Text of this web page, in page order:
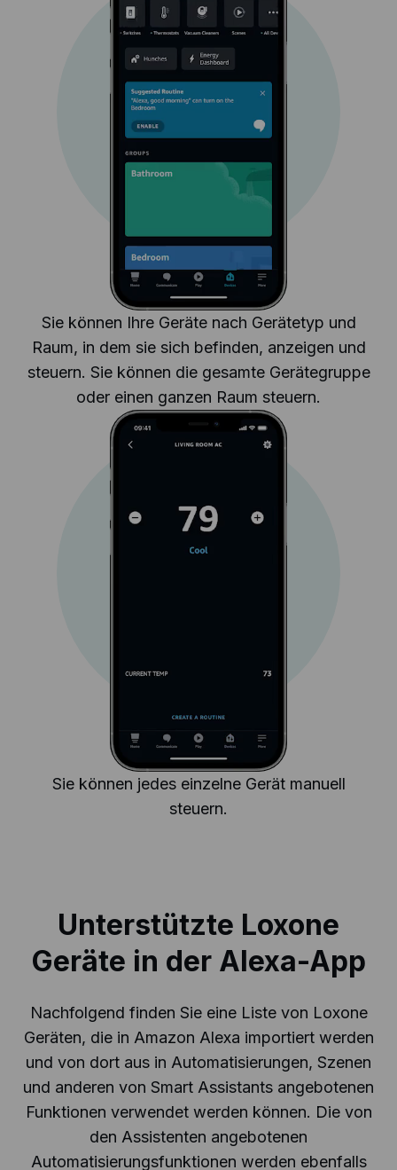
Sie können Ihre Geräte nach Gerätetyp und
Raum, in dem sie sich befinden, anzeigen und
steuern. Sie können die gesamte Gerätegruppe
oder einen ganzen Raum steuern.
Sie können jedes einzelne Gerät manuell
steuern.
Unterstützte Loxone
Geräte in der Alexa-App
Nachfolgend finden Sie eine Liste von Loxone
Geräten, die in Amazon Alexa importiert werden
und von dort aus in Automatisierungen, Szenen
und anderen von Smart Assistants angebotenen
Funktionen verwendet werden können. Die von
den Assistenten angebotenen
Automatisierungsfunktionen werden ebenfalls